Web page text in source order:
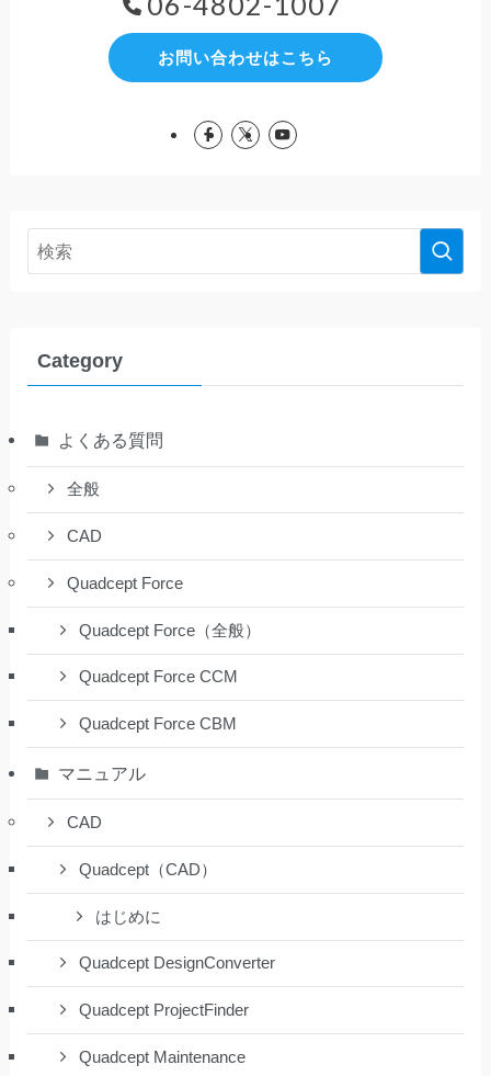
お問い合わせはこちら
Category
よくある質問
全般
CAD
Quadcept Force
Quadcept Force（全般）
Quadcept Force CCM
Quadcept Force CBM
マニュアル
CAD
Quadcept（CAD）
はじめに
Quadcept DesignConverter
Quadcept ProjectFinder
Quadcept Maintenance